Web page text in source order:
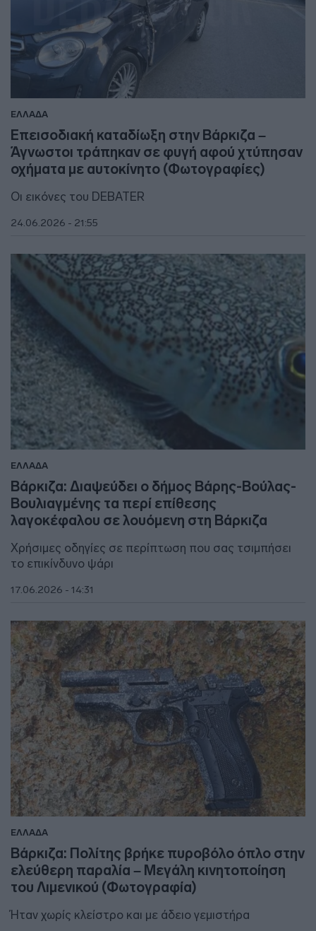
ΕΛΛΑΔΑ
Επεισοδιακή καταδίωξη στην Βάρκιζα –
Άγνωστοι τράπηκαν σε φυγή αφού χτύπησαν
οχήματα με αυτοκίνητο (Φωτογραφίες)
Οι εικόνες του DEBATER
24.06.2026 - 21:55
ΕΛΛΑΔΑ
Βάρκιζα: Διαψεύδει ο δήμος Βάρης-Βούλας-
Βουλιαγμένης τα περί επίθεσης
λαγοκέφαλου σε λουόμενη στη Βάρκιζα
Χρήσιμες οδηγίες σε περίπτωση που σας τσιμπήσει
το επικίνδυνο ψάρι
17.06.2026 - 14:31
ΕΛΛΑΔΑ
Βάρκιζα: Πολίτης βρήκε πυροβόλο όπλο στην
ελεύθερη παραλία – Μεγάλη κινητοποίηση
του Λιμενικού (Φωτογραφία)
Ήταν χωρίς κλείστρο και με άδειο γεμιστήρα